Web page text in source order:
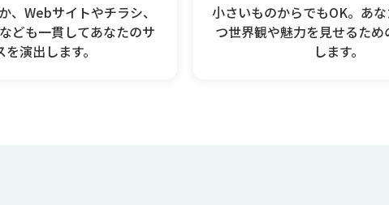
、Webサイトやチラシ、
ども一貫してあなたのサ
を演出します。
小さいものからでもOK。あ
つ世界観や魅力を見せるため
します。